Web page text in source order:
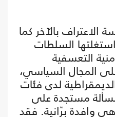
بالآخر كما
السلطات
التعسفية
المجال السياسي،
لدى فئات
مستجدة على
وافدة برّانية. فقد